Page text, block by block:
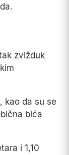
zvižduk
kao da su se
bića
i 1,10